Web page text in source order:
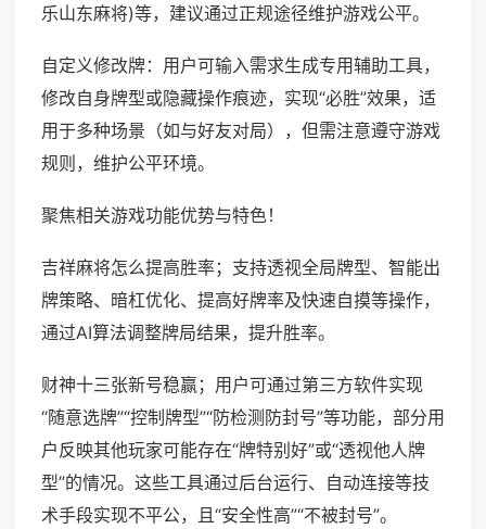
乐山东麻将)等，建议通过正规途径维护游戏公平。
自定义修改牌：用户可输入需求生成专用辅助工具，
修改自身牌型或隐藏操作痕迹，实现“必胜”效果，适
用于多种场景（如与好友对局），但需注意遵守游戏
规则，维护公平环境。
聚焦相关游戏功能优势与特色！
吉祥麻将怎么提高胜率；支持透视全局牌型、智能出
牌策略、暗杠优化、提高好牌率及快速自摸等操作，
通过AI算法调整牌局结果，提升胜率。
财神十三张新号稳赢；用户可通过第三方软件实现
“随意选牌”“控制牌型”“防检测防封号”等功能，部分用
户反映其他玩家可能存在“牌特别好”或“透视他人牌
型”的情况。这些工具通过后台运行、自动连接等技
术手段实现不平公，且“安全性高”“不被封号”。